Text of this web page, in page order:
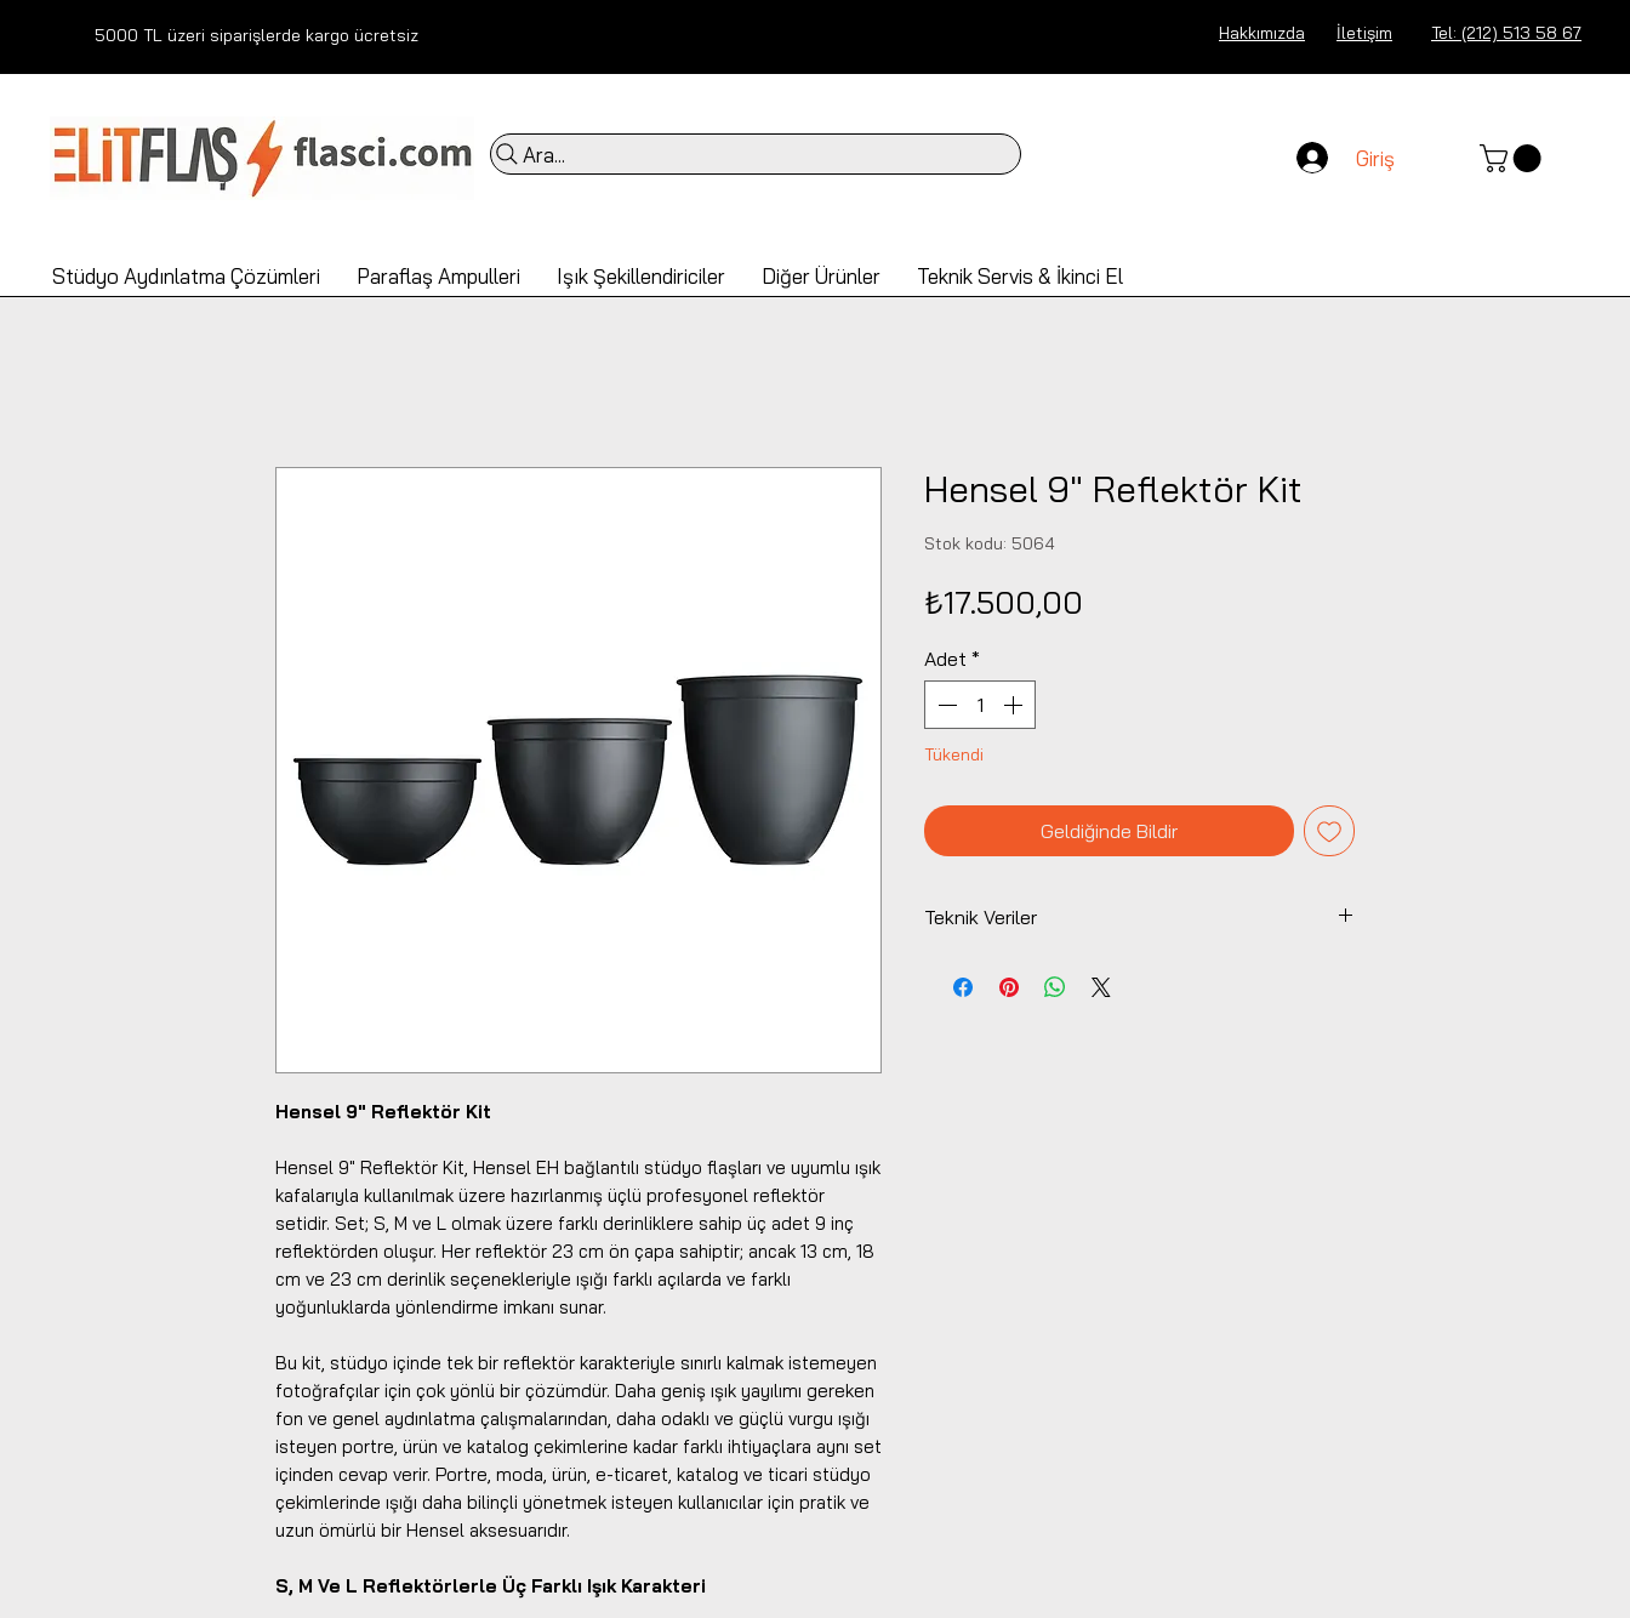
5000 TL üzeri siparişlerde kargo ücretsiz Hakkımızda İletişim Tel: (212) 513 58 67
Ara... Giriş
Stüdyo Aydınlatma Çözümleri Paraflaş Ampulleri Işık Şekillendiriciler Diğer Ürünler Teknik Servis & İkinci El
Hensel 9" Reflektör Kit
Hensel 9" Reflektör Kit, Hensel EH bağlantılı stüdyo flaşları ve uyumlu ışık
kafalarıyla kullanılmak üzere hazırlanmış üçlü profesyonel reflektör
setidir. Set; S, M ve L olmak üzere farklı derinliklere sahip üç adet 9 inç
reflektörden oluşur. Her reflektör 23 cm ön çapa sahiptir; ancak 13 cm, 18
cm ve 23 cm derinlik seçenekleriyle ışığı farklı açılarda ve farklı
yoğunluklarda yönlendirme imkanı sunar.
Bu kit, stüdyo içinde tek bir reflektör karakteriyle sınırlı kalmak istemeyen
fotoğrafçılar için çok yönlü bir çözümdür. Daha geniş ışık yayılımı gereken
fon ve genel aydınlatma çalışmalarından, daha odaklı ve güçlü vurgu ışığı
isteyen portre, ürün ve katalog çekimlerine kadar farklı ihtiyaçlara aynı set
içinden cevap verir. Portre, moda, ürün, e-ticaret, katalog ve ticari stüdyo
çekimlerinde ışığı daha bilinçli yönetmek isteyen kullanıcılar için pratik ve
uzun ömürlü bir Hensel aksesuarıdır.
S, M Ve L Reflektörlerle Üç Farklı Işık Karakteri
Hensel 9" Reflektör Kit
Stok kodu: 5064
₺17.500,00
Adet *
Tükendi
Geldiğinde Bildir
Teknik Veriler
bağlantılı sürekli ışık kaynakları için.